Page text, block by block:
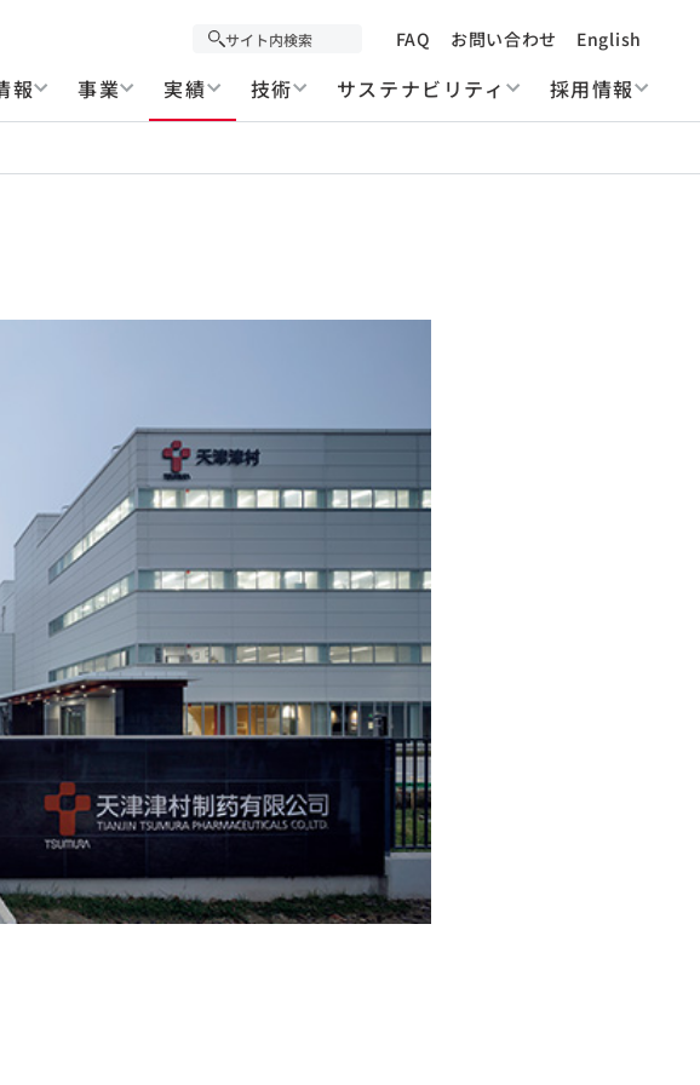
FAQ お問い合わせ English
報 事業 実績 技術 サステナビリティ 採用情報